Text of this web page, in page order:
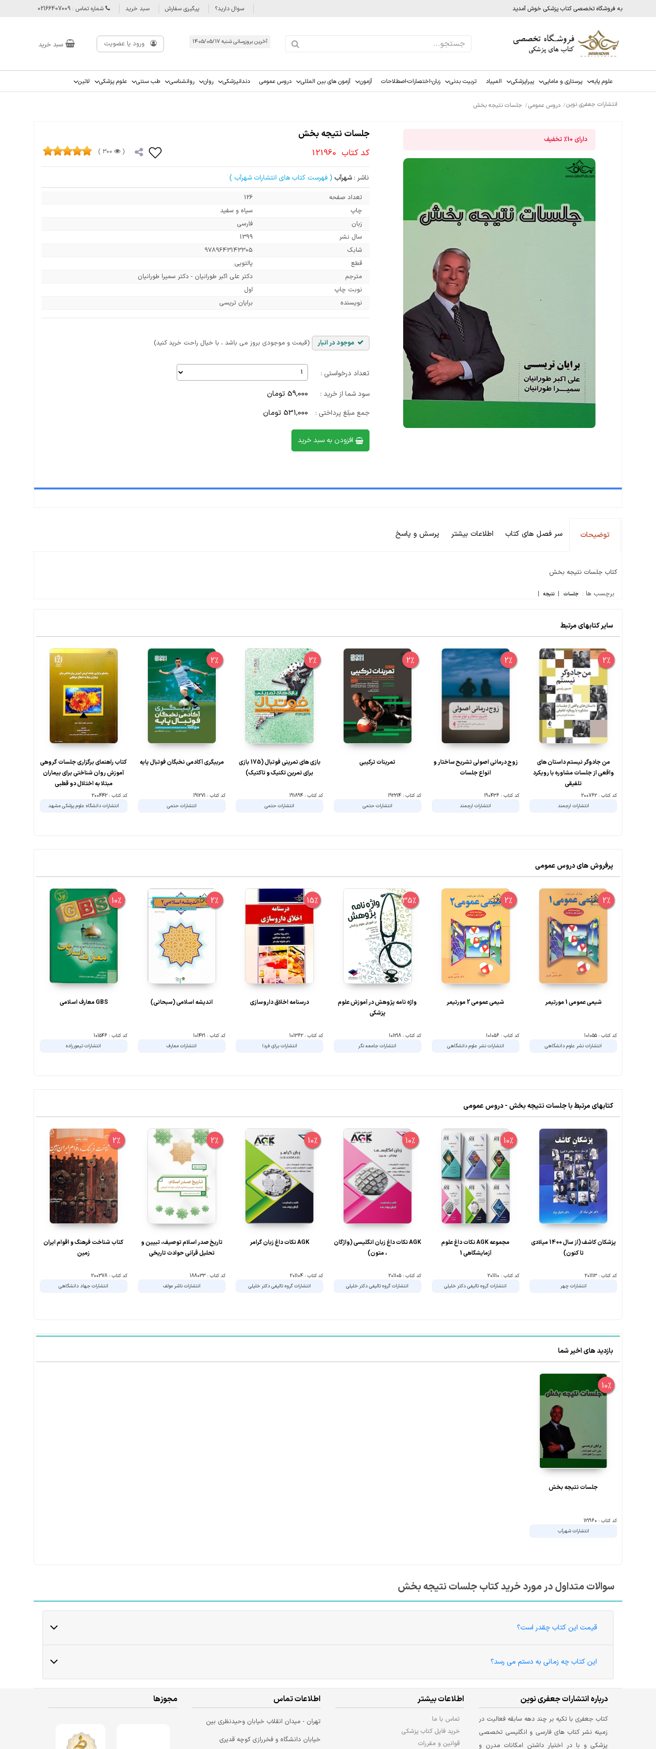
به فروشگاه تخصصی کتاب پزشکی خوش آمدید سوال دارید؟ پیگیری سفارش سبد خرید شماره تماس : 02166407009
آخرین بروزرسانی شنبه 1405/05/17 ورود یا عضویت سبد خرید
علوم پایه پرستاری و مامایی پیراپزشکی المپیاد تربیت بدنی زبان-اختصارات-اصطلاحات آزمون آزمون های بین المللی دروس عمومی دندانپزشکی روان روانشناسی طب سنتی علوم پزشکی لاتین
انتشارات جعفری نوین دروس عمومی جلسات نتیجه بخش
دارای 10% تخفیف جلسات نتیجه بخش
کد کتاب 121960
(
300 )
ناشر : شهرآب ( فهرست کتاب های انتشارات شهرآب )
تعداد صفحه
126
چاپ
سیاه و سفید
زبان
فارسی
سال نشر
1399
شابک
9789643143305
قطع
پالتویی
مترجم
دکتر علی اکبر طورانیان - دکتر سمیرا طورانیان
نوبت چاپ
اول
نویسنده
برایان تریسی
موجود در انبار (قیمت و موجودی بروز می باشد ، با خیال راحت خرید کنید)
تعداد درخواستی :
سود شما از خرید :
59,000 تومان
جمع مبلغ پرداختی : 531,000 تومان
افزودن به سبد خرید
توضیحات سر فصل های کتاب اطلاعات بیشتر پرسش و پاسخ
کتاب جلسات نتیجه بخش
برچسب ها : جلسات | نتیجه |
سایر کتابهای مرتبط
2%
من جادوگر نیستم داستان های
واقعی از جلسات مشاوره با رویکرد
تلفیقی
کد کتاب : 200762
انتشارات ارجمند
2%
زوج درمانی اصولی تشریح ساختار و
انواع جلسات
کد کتاب : 190436
انتشارات ارجمند
2%
تمرینات ترکیبی
کد کتاب : 192214
انتشارات حتمی
2%
بازی های تمرینی فوتبال (175 بازی
برای تمرین تکنیک و تاکتیک)
کد کتاب : 191894
انتشارات حتمی
2%
مربیگری آکادمی نخبگان فوتبال پایه
کد کتاب : 191271
انتشارات حتمی
کتاب راهنمای برگزاری جلسات گروهی
آموزش روان شناختی برای بیماران
مبتلا به اختلال دو قطبی
کد کتاب : 200442
انتشارات دانشگاه علوم پزشکی مشهد
پرفروش های دروس عمومی
2%
شیمی عمومی 1 مورتیمر
کد کتاب : 101055
انتشارات نشر علوم دانشگاهی
2%
شیمی عمومی 2 مورتیمر
کد کتاب : 101056
انتشارات نشر علوم دانشگاهی
35%
واژه نامه پژوهش در آموزش علوم
پزشکی
کد کتاب : 101218
انتشارات جامعه نگر
15%
درسنامه اخلاق داروسازی
کد کتاب : 101362
انتشارات برای فردا
2%
اندیشه اسلامی (سبحانی)
کد کتاب : 101421
انتشارات معارف
10%
GBS معارف اسلامی
کد کتاب : 101546
انتشارات تیمورزاده
کتابهای مرتبط با جلسات نتیجه بخش - دروس عمومی
پزشکان کاشف (از سال 1400 میلادی
تا کنون)
کد کتاب : 201113
انتشارات چهر
10%
مجموعه AGK نکات داغ علوم
آزمایشگاهی 1
کد کتاب : 201110
انتشارات گروه تالیفی دکتر خلیلی
10%
AGK نکات داغ زبان انگلیسی (واژگان
، متون)
کد کتاب : 201105
انتشارات گروه تالیفی دکتر خلیلی
10%
AGK نکات داغ زبان گرامر
کد کتاب : 201104
انتشارات گروه تالیفی دکتر خلیلی
2%
تاریخ صدر اسلام توصیف، تبیین و
تحلیل قرآنی حوادث تاریخی
کد کتاب : 188033
انتشارات ناشر مولف
2%
کتاب شناخت فرهنگ و اقوام ایران
زمین
کد کتاب : 200378
انتشارات جهاد دانشگاهی
بازدید های اخیر شما
10%
جلسات نتیجه بخش
کد کتاب : 121960
انتشارات شهرآب
سوالات متداول در مورد خرید کتاب جلسات نتیجه بخش
قیمت این کتاب چقدر است؟
این کتاب چه زمانی به دستم می رسد؟
درباره انتشارات جعفری نوین
کتاب جعفری با تکیه بر چند دهه سابقه فعالیت در
زمینه نشر کتاب های فارسی و انگلیسی تخصصی
پزشکی و با در اختیار داشتن امکانات مدرن و
اطلاعات بیشتر
تماس با ما
خرید فایل کتاب پزشکی
قوانین و مقررات
اطلاعات تماس
تهران - میدان انقلاب خیابان وحیدنظری بین
خیابان دانشگاه و فخررازی کوچه قدیری
مجوزها